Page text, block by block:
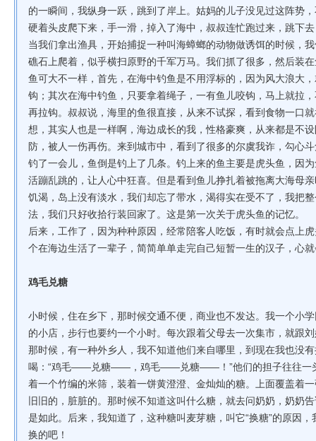
的一瞬间，我纵身一跃，跳到了岸上。姑妈的儿子没见过这阵势
硬着头皮爬下来，手一滑，掉入了海中，叔叔连忙跑过来，跳下
当我们拿出渔具，开始捕捉一种叫海蟑螂的动物做诱饵的时候，
礁石上爬着，似乎横扫原野的千军万马。我们抓了很多，然后装
鱼可大不一样，首先，在海中钓鱼是不用浮标的，因为风大浪大
钩；其次在海中钓鱼，只要拿着绳子，一有鱼儿咬钩，马上就拉
再拉钩。叔叔说，海里的鱼很直接，从来不试探，看到食物一口
想，其实人也是一样啊，海边成长的我，性格豪爽，从来都是不
防，被人一伤再伤。来到城市中，看到了很多的尔虞我诈，勾心
钓了一会儿，鱼倒是钓上了几条。钓上来的鱼主要是虎头鱼，因
活蹦乱跳的，让人心中狂喜。但是看到鱼儿挣扎着被拖离大海母
饥渴，岛上没有淡水，我们却忘了带水，渴得实在受不了，我把
法，我们只好收拾行装回家了。这是第一次关于虎头鱼的记忆。
后来，工作了，因为种种原因，经常陪客人吃饭，有时就会点上
个在海边生活了一辈子，简简单单走完自己短暂一生的汉子，心
鸡毛兑糖
小时候，住在乡下，那时候交通不便，商业也不发达。我一个小
的小店，步行也要约一个小时。每次跟着父母去一次集市，就跟
那时候，有一种外乡人，我不知道他们来自哪里，到现在我也没
喝：“鸡毛——兑糖——，鸡毛——兑糖——！”他们的担子往往一头
着一个竹编的米筛，装着一饼黄澄澄、金灿灿的糖。上面覆盖着
旧旧的，脏脏的。那时候不知道这叫什么糖，就去问奶奶，奶奶
是如此。后来，我知道了，这种糖叫麦芽糖，叫它“换糖”的原因
换的吧！